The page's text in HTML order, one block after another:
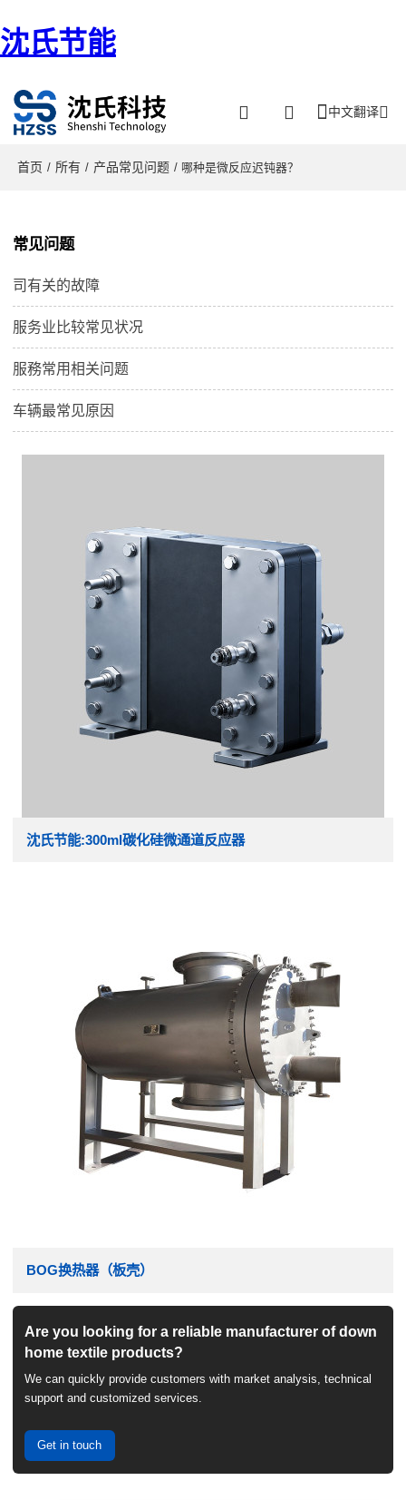
沈氏节能
中文翻译
首页 / 所有 / 产品常见问题 / 哪种是微反应迟钝器？
常见问题
司有关的故障
服务业比较常见状况
服務常用相关问题
车辆最常见原因
沈氏节能:300ml碳化硅微通道反应器
BOG换热器（板壳）
Are you looking for a reliable manufacturer of down
home textile products?
We can quickly provide customers with market analysis, technical
support and customized services.
Get in touch